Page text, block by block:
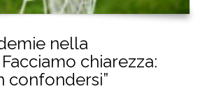
nella
chiarezza:
confondersi”